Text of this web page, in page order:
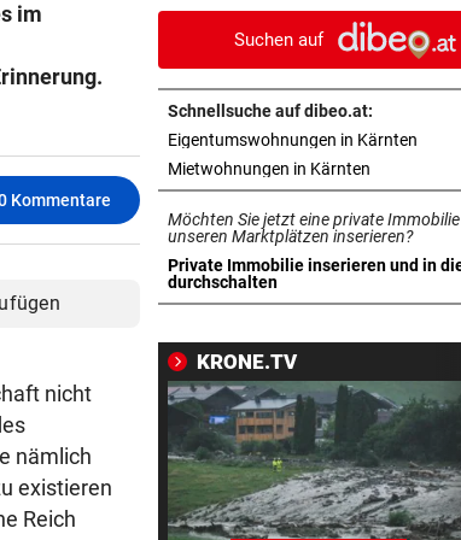
im
Kommentare
nicht
nämlich
existieren
Reich
brauchen Geduld
„KRONE“-KOMMENTAR vor
Das Märchen der deutschen
Autobauer
LANGEWEILE ALS MOTIV
Jugendbande machte auch
Gotteshaus nicht Halt
ZWISCHEN HIMMEL & ERDE
Individualität
UMFRAGE ALARMIEREND vor 41
Jeder vierte Industriebetrieb
erwägt Verlagerung
DONAUARME AM TROCKENEN vor
Suchen auf
Schnellsuche auf dibeo.at:
Eigentumswohnungen in Kärnten
Mietwohnungen in Kärnten
Möchten Sie jetzt eine private
unseren Marktplätzen inserieren?
Private Immobilie inserieren und in
durchschalten
in neuem Tab öffnen
KRONE.TV